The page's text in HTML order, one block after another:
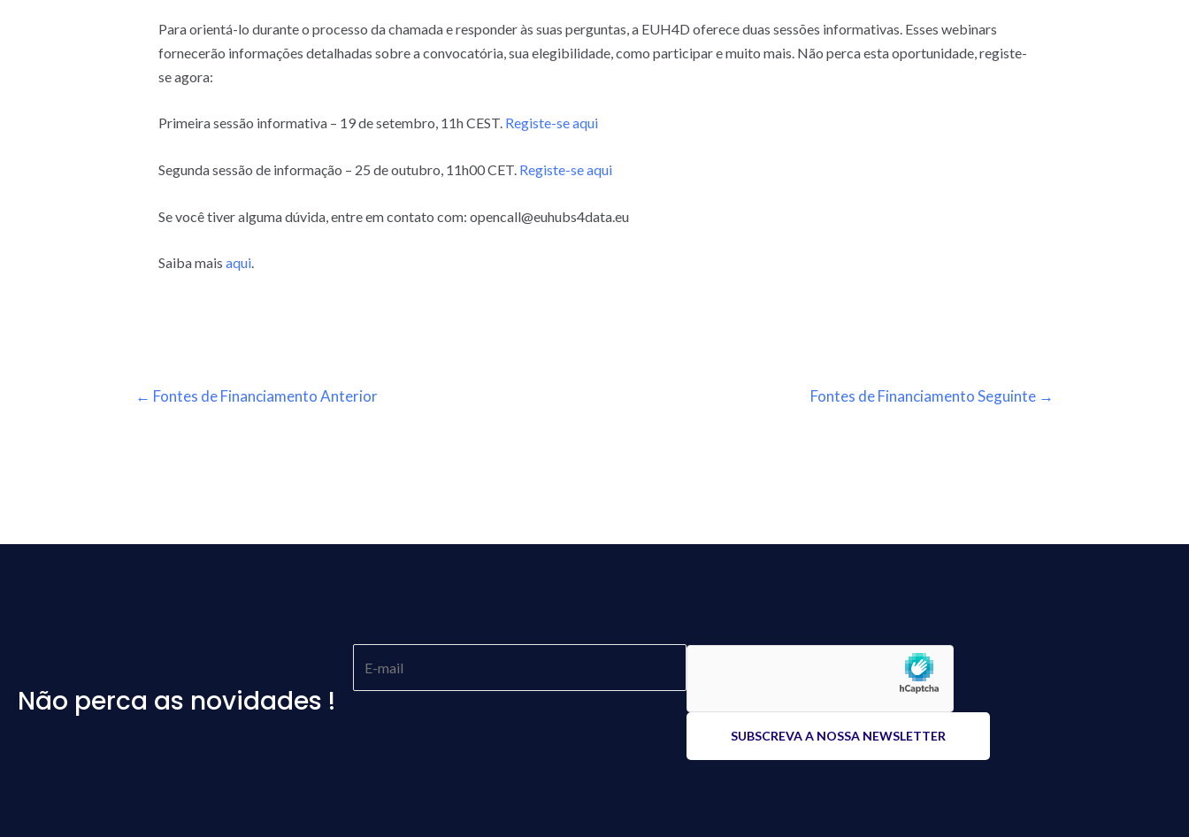
Para orientá-lo durante o processo da chamada e responder às suas perguntas, a EUH4D oferece duas sessões informativas. Esses webinars
fornecerão informações detalhadas sobre a convocatória, sua elegibilidade, como participar e muito mais. Não perca esta oportunidade, registe-
se agora:
Primeira sessão informativa – 19 de setembro, 11h CEST. Registe-se aqui
Segunda sessão de informação – 25 de outubro, 11h00 CET. Registe-se aqui
Se você tiver alguma dúvida, entre em contato com: opencall@euhubs4data.eu
Saiba mais aqui.
← Fontes de Financiamento Anterior Fontes de Financiamento Seguinte →
Não perca as novidades !